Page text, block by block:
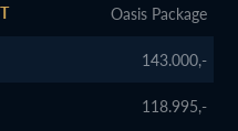
Oasis Package
143.000,-
118.995,-